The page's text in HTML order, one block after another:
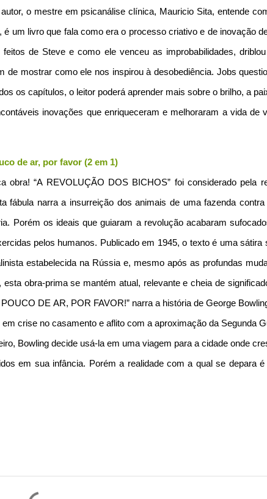
o mestre em psicanálise clínica, Mauricio Sita, entende
um livro que fala como era o processo criativo e de inovação
de Steve e como ele venceu as improbabilidades,
de mostrar como ele nos inspirou à desobediência. Jobs
os capítulos, o leitor poderá aprender mais sobre o brilho, a
inovações que enriqueceram e melhoraram a vida de
de ar, por favor (2 em 1)
obra! “A REVOLUÇÃO DOS BICHOS” foi considerado pela
fábula narra a insurreição dos animais de uma fazenda contra
Porém os ideais que guiaram a revolução acabaram
pelos humanos. Publicado em 1945, o texto é uma sátira
estabelecida na Rússia e, mesmo após as profundas
obra-prima se mantém atual, relevante e cheia de
DE AR, POR FAVOR!” narra a história de George
crise no casamento e aflito com a aproximação da Segunda
Bowling decide usá-la em uma viagem para a cidade onde
em sua infância. Porém a realidade com a qual se depara é